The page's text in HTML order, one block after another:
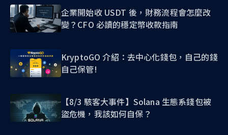
企業開始收 USDT 後，財務流程會怎麼改
變？CFO 必讀的穩定幣收款指南
KryptoGO 介紹：去中心化錢包，自己的錢
自己保管!
【8/3 駭客大事件】Solana 生態系錢包被
盜危機，我該如何自保？